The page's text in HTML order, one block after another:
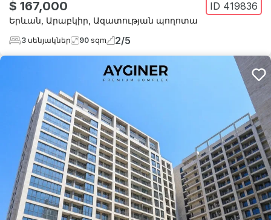
$ 167,000 ID 419836
Երևան Արաբկիր Ազատության պողոտա
3 սենյակներ 90 sqm 2/5